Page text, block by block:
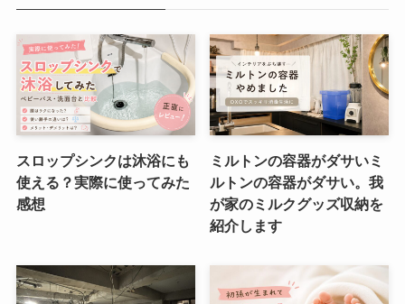
スロップシンクは沐浴にも
使える？実際に使ってみた
感想
ミルトンの容器がダサいミ
ルトンの容器がダサい。我
が家のミルクグッズ収納を
紹介します